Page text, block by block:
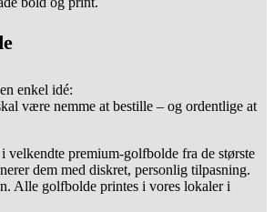
enkel idé:
være nemme at bestille – og ordentlige at
velkendte premium-golfbolde fra de største
dem med diskret, personlig tilpasning.
Alle golfbolde printes i vores lokaler i